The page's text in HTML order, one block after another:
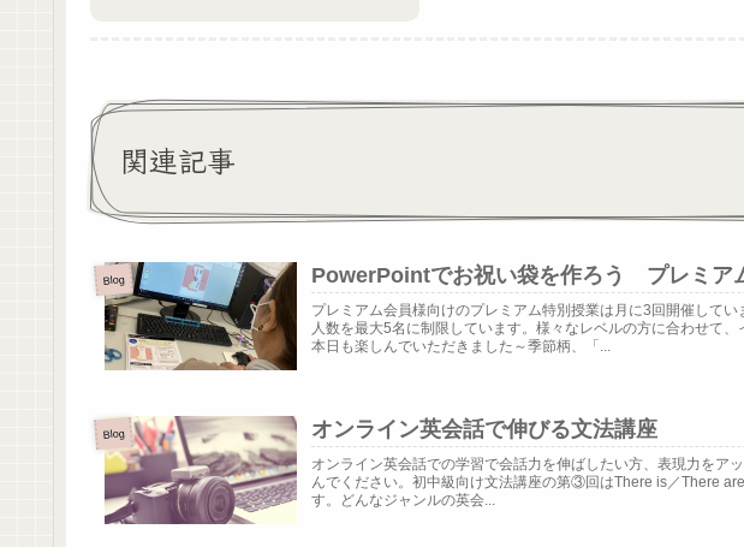
関連記事
Blog PowerPointでお祝い袋を作ろう プレミア
プレミアム会員様向けのプレミアム特別授業は月に3回開催して
人数を最大5名に制限しています。様々なレベルの方に合わせて
本日も楽しんでいただきました～季節柄、「...
Blog オンライン英会話で伸びる文法講座
オンライン英会話での学習で会話力を伸ばしたい方、表現力をア
んでください。初中級向け文法講座の第③回はThere is／There
す。どんなジャンルの英会...